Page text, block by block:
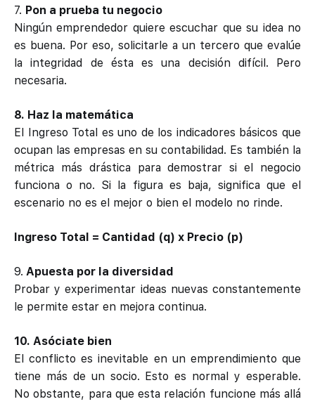
7. Pon a prueba tu negocio
Ningún emprendedor quiere escuchar que su idea no
es buena. Por eso, solicitarle a un tercero que evalúe
la integridad de ésta es una decisión difícil. Pero
necesaria.
8. Haz la matemática
El Ingreso Total es uno de los indicadores básicos que
ocupan las empresas en su contabilidad. Es también la
métrica más drástica para demostrar si el negocio
funciona o no. Si la figura es baja, significa que el
escenario no es el mejor o bien el modelo no rinde.
Ingreso Total = Cantidad (q) x Precio (p)
9. Apuesta por la diversidad
Probar y experimentar ideas nuevas constantemente
le permite estar en mejora continua.
10. Asóciate bien
El conflicto es inevitable en un emprendimiento que
tiene más de un socio. Esto es normal y esperable.
No obstante, para que esta relación funcione más allá